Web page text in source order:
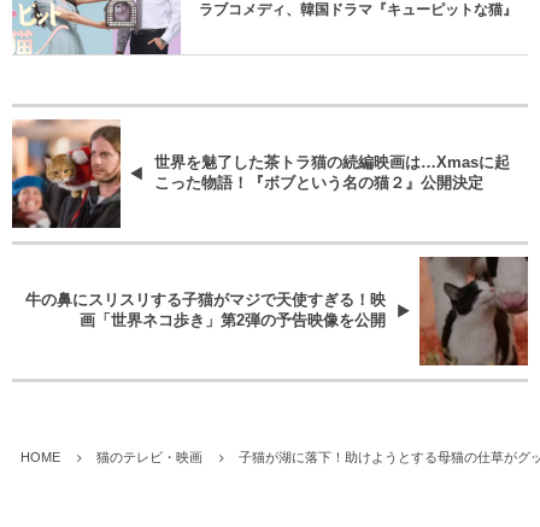
ラブコメディ、韓国ドラマ『キューピットな猫』
世界を魅了した茶トラ猫の続編映画は…Xmasに起
こった物語！『ボブという名の猫２』公開決定
牛の鼻にスリスリする子猫がマジで天使すぎる！映
画「世界ネコ歩き」第2弾の予告映像を公開
HOME 猫のテレビ・映画 子猫が湖に落下！助けようとする母猫の仕草がグ